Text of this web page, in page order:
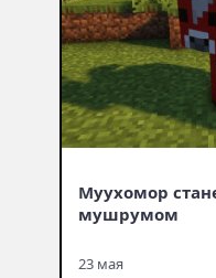
Муухомор
мушрумом
23 мая